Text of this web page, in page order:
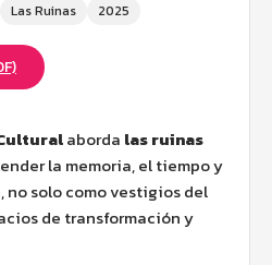
Las Ruinas 2025
aborda las ruinas
la memoria, el tiempo y
no solo como vestigios del
de transformación y